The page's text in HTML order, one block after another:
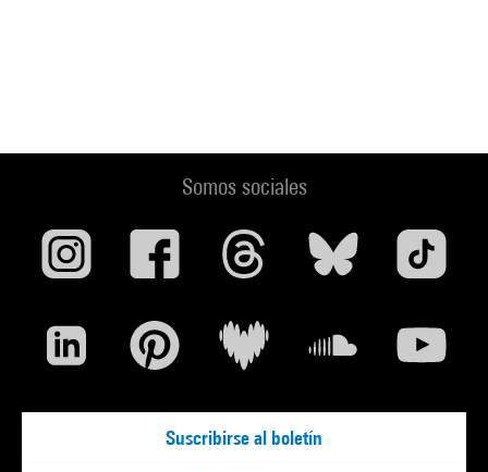
Somos sociales
Suscribirse al boletín